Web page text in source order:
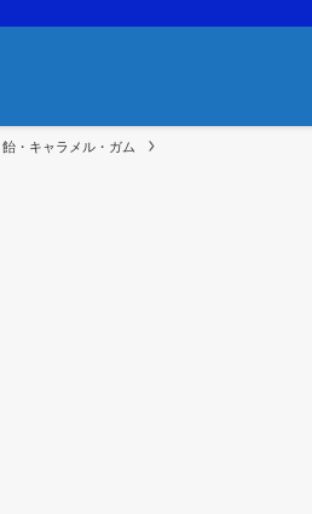
飴・キャラメル・ガム